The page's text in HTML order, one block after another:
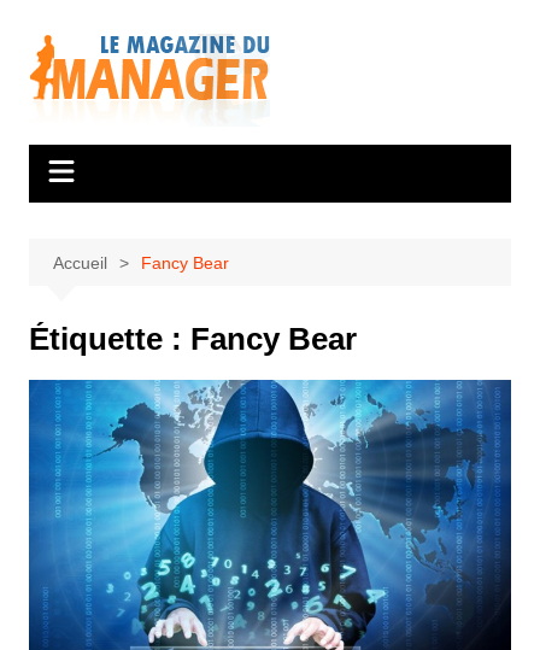
contenu
Accueil Fancy Bear
Étiquette : Fancy Bear